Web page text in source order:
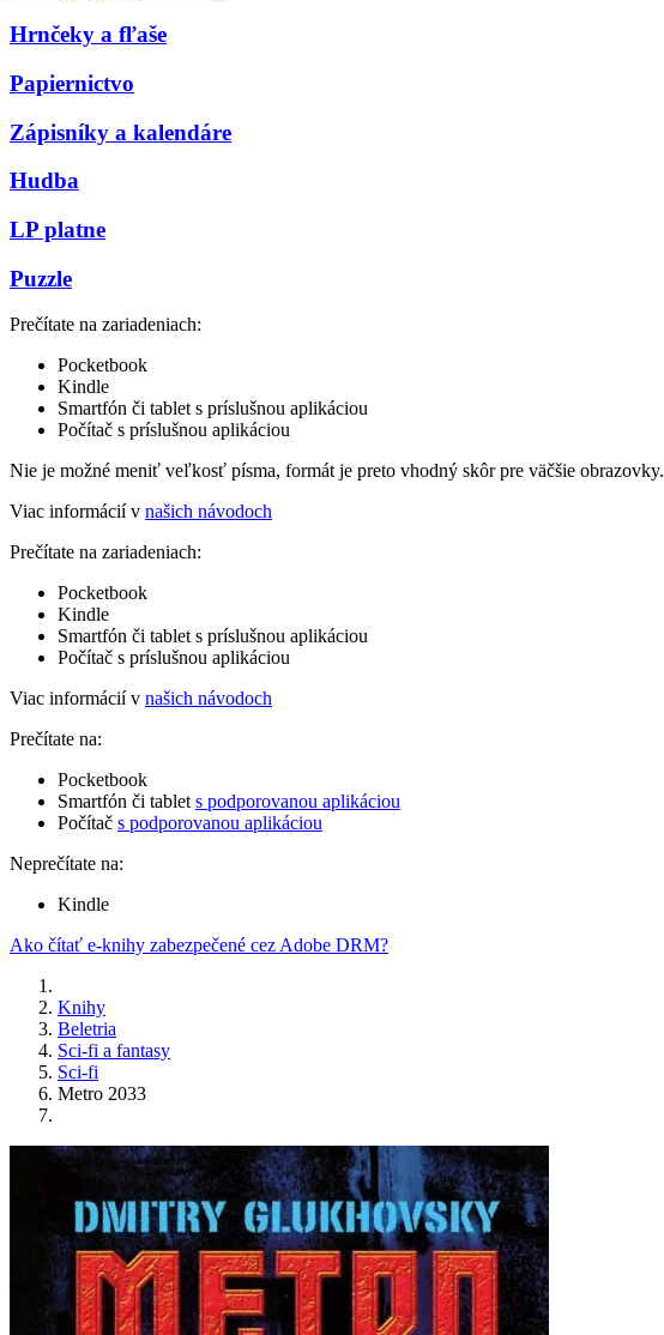
Hrnčeky a fľaše
Papiernictvo
Zápisníky a kalendáre
Hudba
LP platne
Puzzle
Prečítate na zariadeniach:
Pocketbook
Kindle
Smartfón či tablet s príslušnou aplikáciou
Počítač s príslušnou aplikáciou
Nie je možné meniť veľkosť písma, formát je preto vhodný skôr pre väčšie obrazovky.
Viac informácií v našich návodoch
Prečítate na zariadeniach:
Pocketbook
Kindle
Smartfón či tablet s príslušnou aplikáciou
Počítač s príslušnou aplikáciou
Viac informácií v našich návodoch
Prečítate na:
Pocketbook
Smartfón či tablet s podporovanou aplikáciou
Počítač s podporovanou aplikáciou
Neprečítate na:
Kindle
Ako čítať e-knihy zabezpečené cez Adobe DRM?
Knihy
Beletria
Sci-fi a fantasy
Sci-fi
Metro 2033